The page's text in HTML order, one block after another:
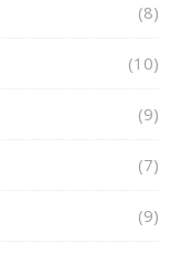
(8)
(10)
(9)
(7)
(9)